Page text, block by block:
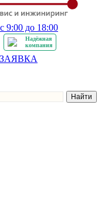
9:00 до 18:00
Надёжная
компания